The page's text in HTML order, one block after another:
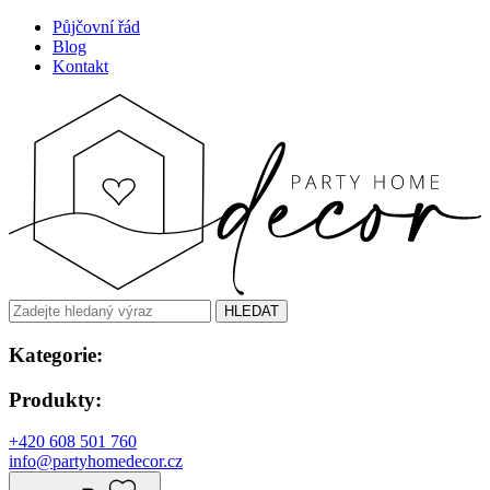
Půjčovní řád
Blog
Kontakt
HLEDAT
Kategorie:
Produkty:
+420 608 501 760
info@partyhomedecor.cz